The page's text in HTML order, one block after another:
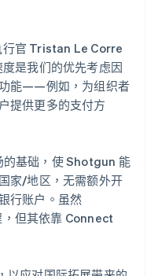
官 Tristan Le Corre
是我们的优先考虑因
能——例如，为组织者
提供更多的支付方
基础，使 Shotgun 能
家/地区，无需额外开
行账户。虽然
但其依靠 Connect